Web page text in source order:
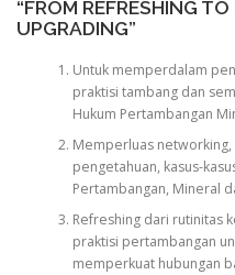
“FROM REFRESHING
UPGRADING”
Untuk memperdalam
praktisi tambang dan
Hukum Pertambangan
Memperluas
pengetahuan, kasus-
Pertambangan, Mineral
Refreshing dari rutinitas
praktisi pertambangan
memperkuat hubungan